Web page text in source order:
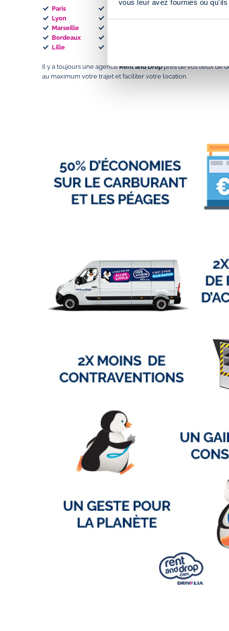
vous leur avez fournies ou
Paris
Lyon
Marseille
Bordeaux
Lille
Montpellier
Aix-en-Provence
Il y a toujours une agenceRent and Dropprès de vos lieux de
au maximum votre trajet et faciliter votre location.